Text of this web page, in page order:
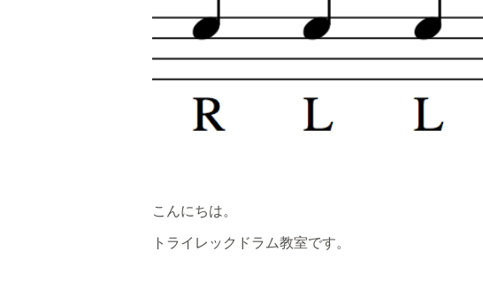
こんにちは。
トライレックドラム教室です。